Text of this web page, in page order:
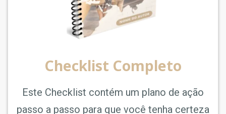
Checklist Completo
Este Checklist contém um plano de ação
passo a passo para que você tenha certeza